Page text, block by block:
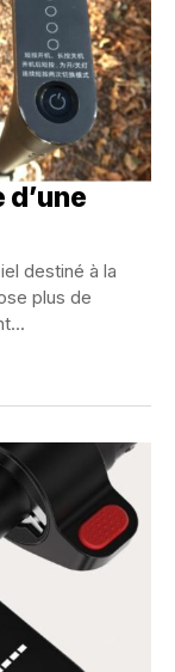
destiné à la
plus de